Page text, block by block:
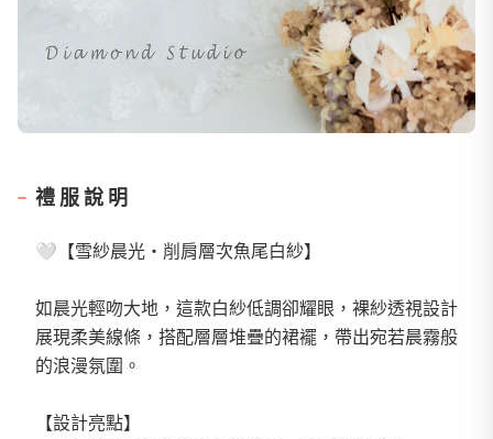
禮服說明
🤍【雪紗晨光・削肩層次魚尾白紗】
如晨光輕吻大地，這款白紗低調卻耀眼，裸紗透視設計
展現柔美線條，搭配層層堆疊的裙襬，帶出宛若晨霧般
的浪漫氛圍。
【設計亮點】